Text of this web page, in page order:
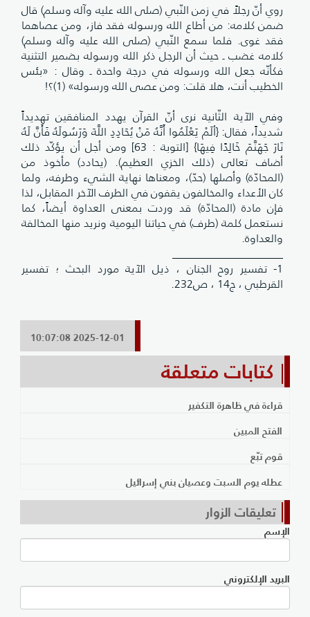
روي أنّ رجلاً في زمن النّبي (صلى الله عليه وآله وسلم) قال
ضمن كلامه: من أطاع الله ورسوله فقد فاز، ومن عصاهما
فقد غوى. فلما سمع النّبي (صلى الله عليه وآله وسلم)
كلامه غضب ـ حيث أن الرجل ذكر الله ورسوله بضمير التثنية
فكأنّه جعل الله ورسوله في درجة واحدة ـ وقال : «بئس
الخطيب أنت، هلا قلت: ومن عصى الله ورسوله» (1)؟!
وفي الآية الثّانية نرى أنّ القرآن يهدد المنافقين تهديداً
شديداً، فقال: {ألَمْ يَعْلَمُوا أَنَّهُ مَنْ يُحَادِدِ اللَّهَ وَرَسُولَهُ فَأَنَّ لَهُ
نَارَ جَهَنَّمَ خَالِدًا فِيهَا} [التوبة : 63] ومن أجل أن يؤكّد ذلك
أضاف تعالى (ذلك الخزي العظيم). (يحادد) مأخوذ من
(المحادّة) وأصلها (حدّ)، ومعناها نهاية الشيء وطرفه، ولما
كان الأعداء والمخالفون يقفون في الطرف الآخر المقابل، لذا
فإن مادة (المحادّة) قد وردت بمعنى العداوة أيضاً، كما
نستعمل كلمة (طرف) في حياتنا اليومية ونريد منها المخالفة
والعداوة.
1- تفسير روح الجنان ، ذيل الآية مورد البحث ؛ تفسير
القرطبي ، ج14 ، ص232.
2025-12-01 10:07:08
كتابات متعلقة
قراءة في ظاهرة التكفير
الفتح المبين
قوم تبّع
عطله يوم السبت وعصيان بني إسرائيل
تعليقات الزوار
الإسم
البريد الإلكتروني